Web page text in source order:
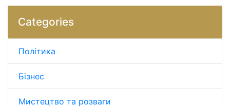
Categories
Політика
Бізнес
Мистецтво та розваги